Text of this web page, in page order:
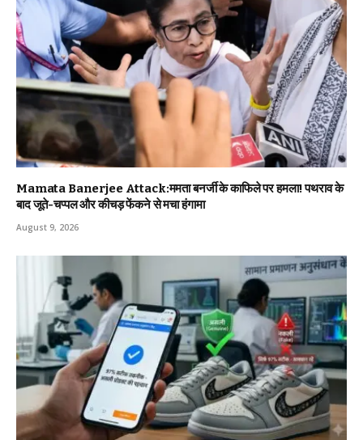
Mamata Banerjee Attack:ममता बनर्जी के काफिले पर हमला! पथराव के
बाद जूते-चप्पल और कीचड़ फेंकने से मचा हंगामा
August 9, 2026